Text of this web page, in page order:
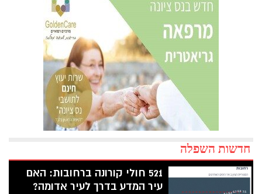
חדשות השפלה
521 חולי קורונה ברחובות: האם
עיר המדע בדרך לעיר אדומה?